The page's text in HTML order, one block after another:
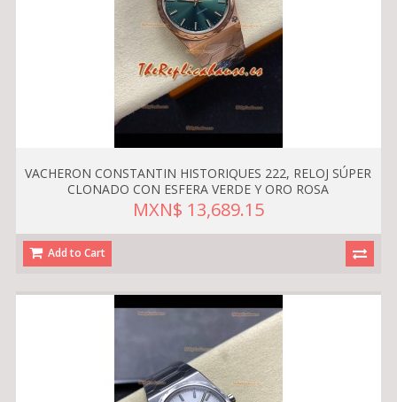
VACHERON CONSTANTIN HISTORIQUES 222, RELOJ SÚPER
CLONADO CON ESFERA VERDE Y ORO ROSA
MXN$ 13,689.15
Add to Cart